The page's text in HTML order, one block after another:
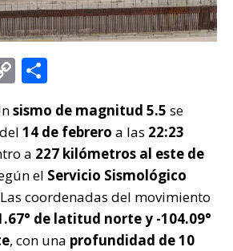
C
o
p
y
Li
n
k
o
m
p
ar
ti
r
sismo de magnitud 5.5 se
14 de febrero a las 22:23
a 227 kilómetros al este de
el Servicio Sismológico
coordenadas del movimiento
de latitud norte y -104.09°
, con una profundidad de 10